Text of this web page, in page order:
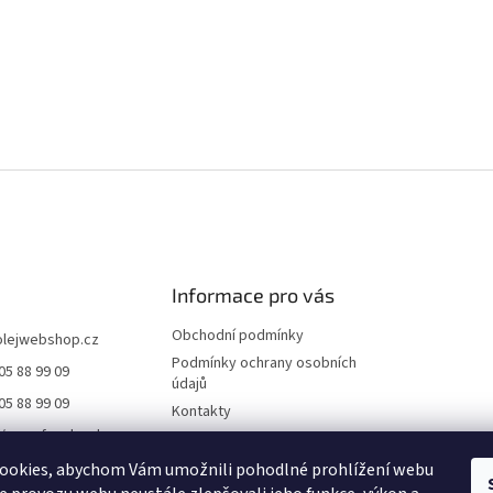
abychom Vám umožnili pohodlné prohlížení webu
88 99 09
88 99 09
Informace pro vás
Obchodní podmínky
Podmínky ochrany osobních
údajů
Kontakty
Blog